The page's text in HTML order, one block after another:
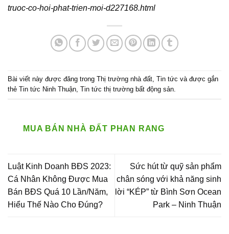
truoc-co-hoi-phat-trien-moi-d227168.html
Bài viết này được đăng trong Thị trường nhà đất, Tin tức và được gắn
thẻ Tin tức Ninh Thuận, Tin tức thị trường bất động sản.
MUA BÁN NHÀ ĐẤT PHAN RANG
Luật Kinh Doanh BĐS 2023:
Cá Nhân Không Được Mua
Bán BĐS Quá 10 Lần/Năm,
Hiểu Thế Nào Cho Đúng?
Sức hút từ quỹ sản phẩm
chân sóng với khả năng sinh
lời “KÉP” từ Bình Sơn Ocean
Park – Ninh Thuận